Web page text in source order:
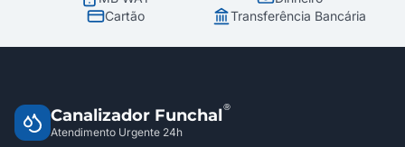
Cartão
Transferência Bancária
Canalizador Funchal®
Atendimento Urgente 24h